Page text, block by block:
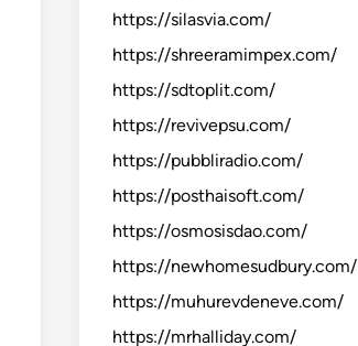
https://silasvia.com/
https://shreeramimpex.com/
https://sdtoplit.com/
https://revivepsu.com/
https://pubbliradio.com/
https://posthaisoft.com/
https://osmosisdao.com/
https://newhomesudbury.com/
https://muhurevdeneve.com/
https://mrhalliday.com/